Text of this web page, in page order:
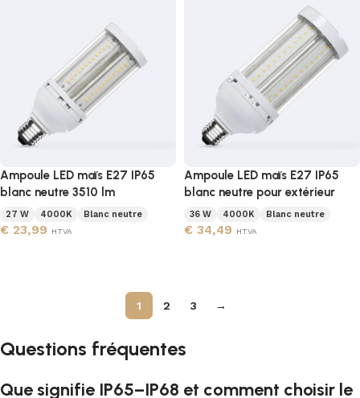
Ampoule LED maïs E27 IP65
blanc neutre 3510 lm
27 W 4000K Blanc neutre
€ 23,99 HTVA
Ampoule LED maïs E27 IP65
blanc neutre pour extérieur
36 W 4000K Blanc neutre
€ 34,49 HTVA
1 2 3 →
Questions fréquentes
Que signifie IP65–IP68 et comment choisir le